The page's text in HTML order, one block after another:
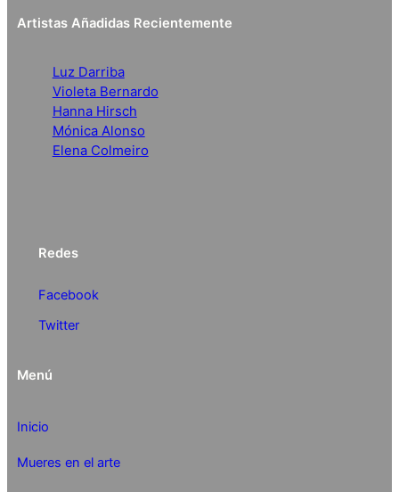
Artistas Añadidas Recientemente
Luz Darriba
Violeta Bernardo
Hanna Hirsch
Mónica Alonso
Elena Colmeiro
Redes
Facebook
Twitter
Menú
Inicio
Mueres en el arte